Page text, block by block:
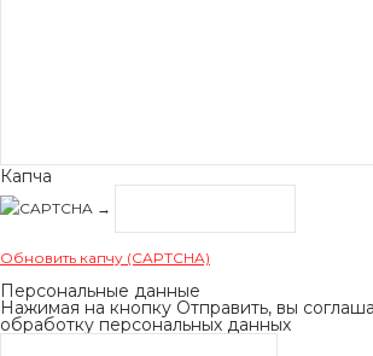
Капча
→
Обновить капчу (CAPTCHA)
Персональные данные
Нажимая на кнопку Отправить, вы
обработку персональных данных